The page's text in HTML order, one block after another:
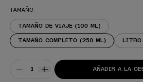
TAMAÑO
TAMAÑO DE VIAJE (100 ML)
TAMAÑO COMPLETO (250 ML)
DISMINUYE LA CANTIDAD DE Nº.5 BOND
AUMENTE LA CANTIDAD PARA
AÑADIR A LA